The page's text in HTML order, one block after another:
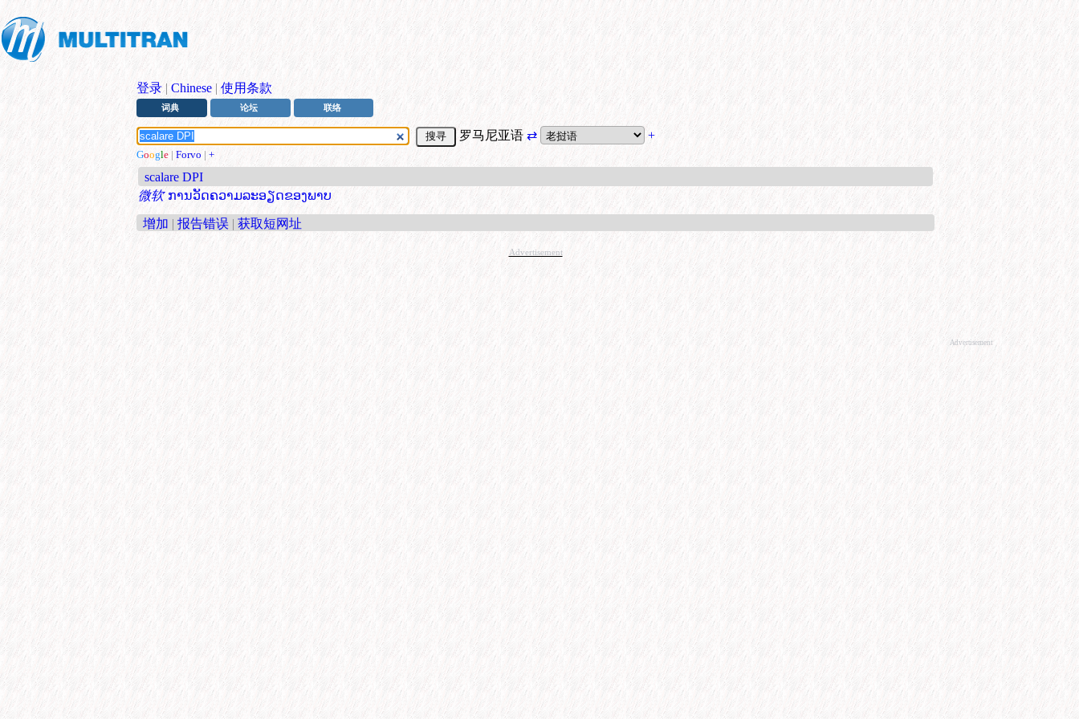
登录 | Chinese | 使用条款
词典 论坛 联络
罗马尼亚语 ⇄ +
Google | Forvo | +
scalare DPI
微软 ການວັດຄວາມລະອຽດຂອງພາບ
增加 | 报告错误 | 获取短网址
Advertisement
Advertisement